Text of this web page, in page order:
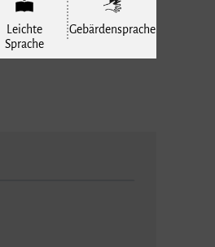
Leichte
Sprache
Gebärdensprache